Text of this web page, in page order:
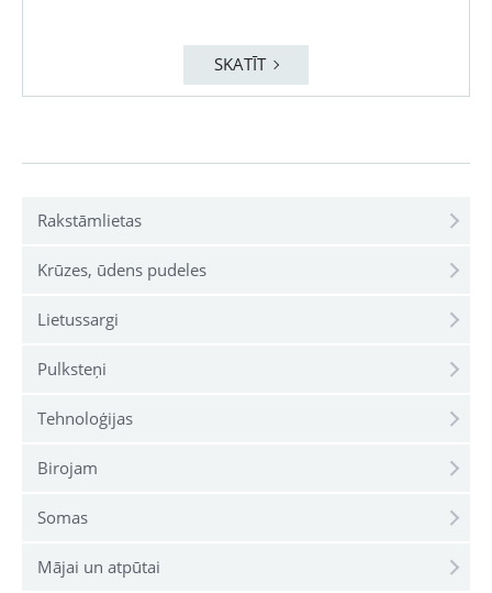
Rakstāmlietas
Krūzes, ūdens pudeles
Lietussargi
Pulksteņi
Tehnoloģijas
Birojam
Somas
Mājai un atpūtai
SKATĪT